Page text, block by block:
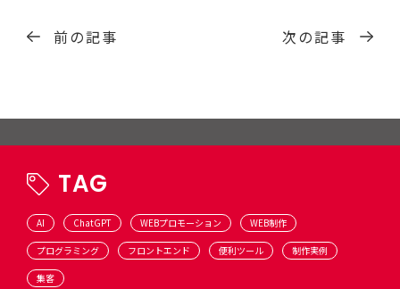
前の記事 次の記事
TAG
AI ChatGPT WEBプロモーション WEB制作
プログラミング フロントエンド 便利ツール 制作実例
集客